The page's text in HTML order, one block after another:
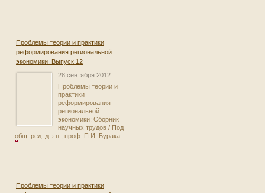
Проблемы теории и практики
реформирования региональной
экономики. Выпуск 12
28 сентября 2012
Проблемы теории и
практики
реформирования
региональной
экономики: Сборник
научных трудов / Под
общ. ред. д.э.н., проф. П.И. Бурака. –...
Проблемы теории и практики